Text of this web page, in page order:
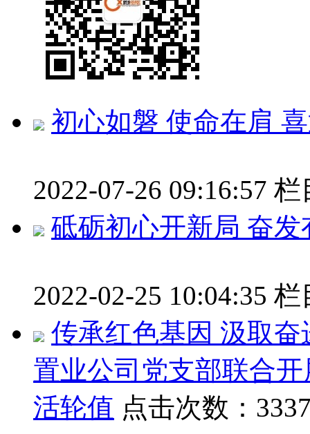
初心如磐 使命在肩
2022-07-26 09:16:57 栏
砥砺初心开新局 奋发
2022-02-25 10:04:35 栏
传承红色基因 汲取
置业公司党支部联合
活轮值 点击次数：